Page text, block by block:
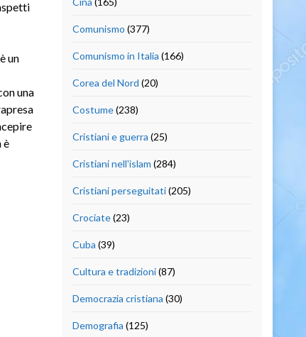
un
una
è
Comunismo (377)
Comunismo in Italia (166)
Corea del Nord (20)
Costume(238)
Cristiani e guerra (25)
Cristiani nell'islam (284)
Cristiani perseguitati(205)
Crociate(23)
Cuba (39)
Cultura e tradizioni(87)
Democrazia cristiana (30)
Demografia (125)